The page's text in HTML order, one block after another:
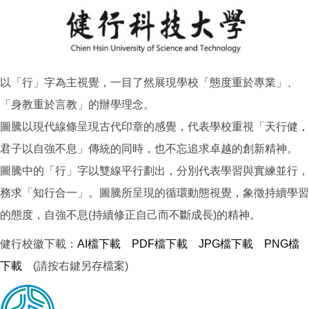
以「行」字為主視覺，一目了然展現學校「態度重於專業」、
「身教重於言教」的辦學理念。
圖騰以現代線條呈現古代印章的感覺，代表學校重視「天行健，
君子以自強不息」傳統的同時，也不忘追求卓越的創新精神。
圖騰中的「行」字以雙線平行劃出，分別代表學習與實練並行，
務求「知行合一」。圖騰所呈現的循環動態視覺，象徵持續學習
的態度，自強不息(持續修正自己而不斷成長)的精神。
健行校徽下載： AI檔下載 PDF檔下載 JPG檔下載
PNG檔
下載 (請按右鍵另存檔案)